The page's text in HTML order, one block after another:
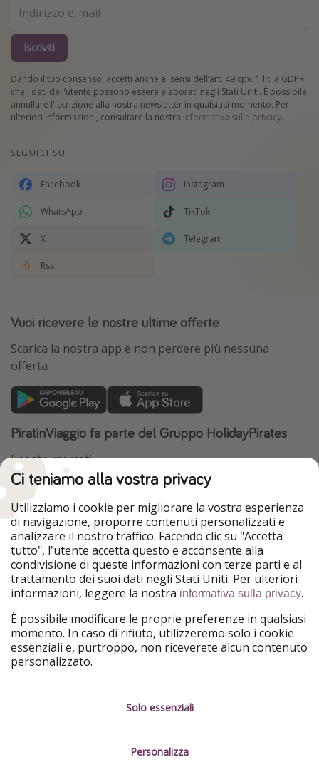
Iscriviti
Dando il tuo consenso, accetti anche ai sensi dell’art. 49 cpv. 1 lit. a GDPR
che i dati dell’utente possono essere elaborati negli Stati Uniti. È possibile
annullare l'iscrizione alla nostra newsletter in qualsiasi momento. Per
ulteriori informazioni, consultare la nostra informativa sulla privacy.
SEGUICI SU
Facebook Instagram
WhatsApp TikTok
X Telegram
Rss
Vuoi ricevere le nostre ultime offerte
Scarica la nostra app e non perdere più nessuna
offerta
PiratinViaggio fa parte del Gruppo HolidayPirates
I nostri mercati
HolidayPirates
VakantiePiraten
WakacyjniPiraci
Ferienpiraten
Urlaubspiraten
Urlaubspiraten
ViajerosPiratas
TravelPirates
Il nostro gruppo
HolidayPirates Group
Conoscici meglio
Chi siamo
Lavora con noi
Informazioni legali
Termini d' Uso
Ci teniamo alla vostra privacy
Utilizziamo i cookie per migliorare la vostra esperienza
di navigazione, proporre contenuti personalizzati e
analizzare il nostro traffico. Facendo clic su "Accetta
tutto", l'utente accetta questo e acconsente alla
condivisione di queste informazioni con terze parti e al
trattamento dei suoi dati negli Stati Uniti. Per ulteriori
informazioni, leggere la nostra informativa sulla privacy.
È possibile modificare le proprie preferenze in qualsiasi
momento. In caso di rifiuto, utilizzeremo solo i cookie
essenziali e, purtroppo, non riceverete alcun contenuto
personalizzato.
Solo essenziali
Personalizza